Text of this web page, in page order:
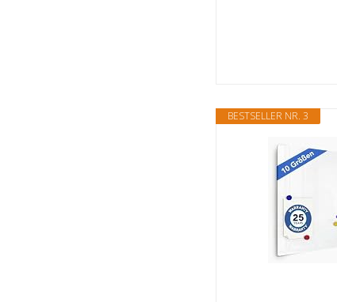
BESTSELLER NR. 3